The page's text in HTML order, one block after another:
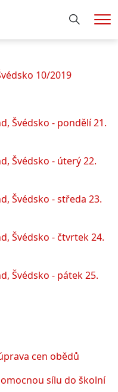
Hledání
10/2019
Švédsko - pondělí 21.
Švédsko - úterý 22.
Švédsko - středa 23.
Švédsko - čtvrtek 24.
Švédsko - pátek 25.
cen obědů
sílu do školní